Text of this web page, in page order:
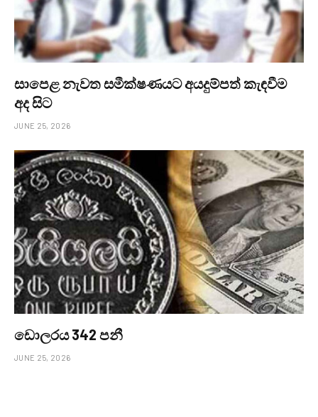
සාපෙළ නැවත සමීක්ෂණයට අයදුම්පත් කැඳවීම
අද සිට
JUNE 25, 2026
ඩොලරය 342 පනී
JUNE 25, 2026